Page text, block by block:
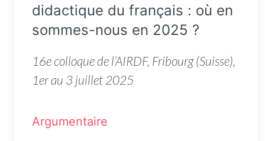
didactique du français : où en
sommes-nous en 2025 ?
16e colloque de l’AIRDF, Fribourg (Suisse),
1er au 3 juillet 2025
Argumentaire